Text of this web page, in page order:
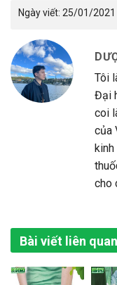
Ngày viết: 25/01/2021
Tôi
Đại
coi
của
kinh
cho
Bài viết liên quan